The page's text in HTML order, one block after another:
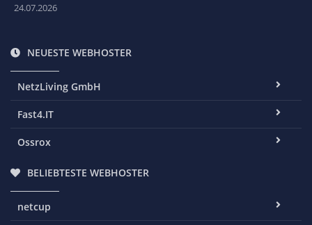
24.07.2026
NEUESTE WEBHOSTER
NetzLiving GmbH
Fast4.IT
Ossrox
BELIEBTESTE WEBHOSTER
netcup